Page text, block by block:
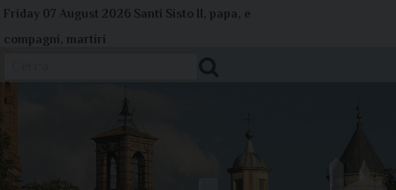
Skip
Friday 07 August 2026 Santi Sisto II, papa, e
compagni, martiri